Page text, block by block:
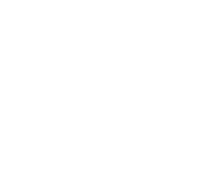
kann bis zu zwei
Tätigkeit